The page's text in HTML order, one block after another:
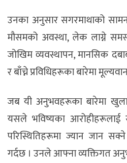
उनका अनुसार सगरमाथाको
मौसमको अवस्था, लेक लाग्ने
जोखिम व्यवस्थापन, मानसिक
र बाँच्ने प्रविधिहरूका बारेमा
जब यी अनुभवहरूका बारेमा
यसले भविष्यका आरोहीहरूलाई
परिस्थितिहरूमा ज्यान जान
गर्दछ । उनले आफ्ना व्यक्तिगत